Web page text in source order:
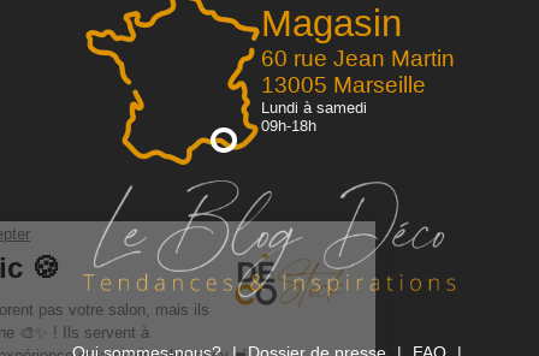
Magasin
60 rue Jean Martin
13005 Marseille
Lundi à samedi
09h-18h
Qui sommes-nous? Dossier de presse FAQ